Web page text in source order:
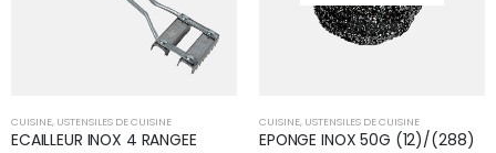
CUISINE, USTENSILES DE CUISINE
ECAILLEUR INOX 4 RANGEE
STOCK
CUISINE, USTENSILES DE CUISINE
EPONGE INOX 50G (12)/(288)